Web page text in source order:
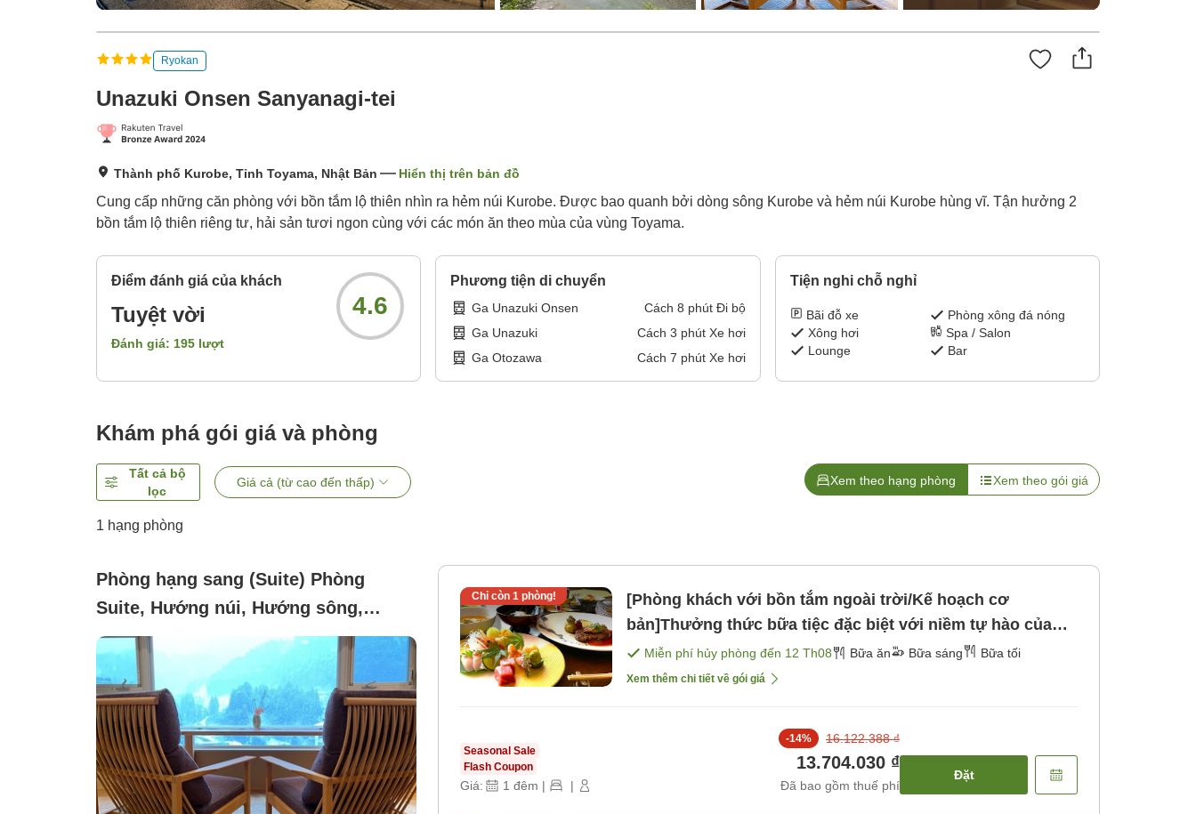
Ryokan
Unazuki Onsen Sanyanagi-tei
Thành phố Kurobe, Tỉnh Toyama, Nhật Bản Hiển thị trên bản đồ
Cung cấp những căn phòng với bồn tắm lộ thiên nhìn ra hẻm núi Kurobe. Được bao quanh bởi dòng sông Kurobe và hẻm núi Kurobe hùng vĩ. Tận hưởng 2
bồn tắm lộ thiên riêng tư, hải sản tươi ngon cùng với các món ăn theo mùa của vùng Toyama.
Điểm đánh giá của khách
Tuyệt vời
Đánh giá: 195 lượt
4.6
Phương tiện di chuyển
Ga Unazuki Onsen Cách 8 phút Đi bộ
Ga Unazuki
Cách 3 phút Xe hơi
Ga Otozawa
Cách 7 phút Xe hơi
Tiện nghi chỗ nghỉ
Bãi đỗ xe
Phòng xông đá nóng
Xông hơi
Spa / Salon
Lounge
Bar
Khám phá gói giá và phòng
Tất cả bộ
lọc
Giá cả (từ cao đến thấp) Xem theo hạng phòng Xem theo gói giá
1 hạng phòng
Phòng hạng sang (Suite) Phòng
Suite, Hướng núi, Hướng sông,
Không hút thuốc (-MIKAZUKI-)
Chỉ còn 1phòng!
[Phòng khách với bồn tắm ngoài trời/Kế hoạch cơ
bản]Thưởng thức bữa tiệc đặc biệt với niềm tự hào của
bếp [Bữa sáng] [Bữa tối]
Miễn phí hủy phòng đến 12 Th08 Bữa ăn Bữa sáng Bữa tối
Xem thêm chi tiết về gói giá
Seasonal Sale
Flash Coupon
Giá: 1 đêm | |
-14% 16.122.388 ₫
13.704.030 ₫
Đã bao gồm thuế phí
Đặt